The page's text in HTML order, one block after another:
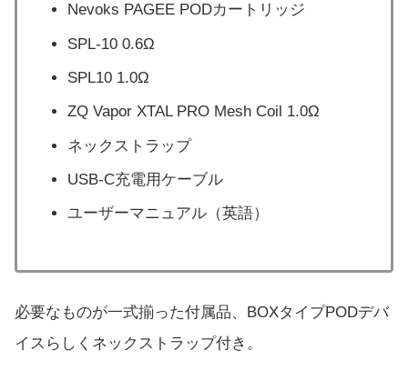
Nevoks PAGEE PODカートリッジ
SPL-10 0.6Ω
SPL10 1.0Ω
ZQ Vapor XTAL PRO Mesh Coil 1.0Ω
ネックストラップ
USB-C充電用ケーブル
ユーザーマニュアル（英語）
必要なものが一式揃った付属品、BOXタイプPODデバ
イスらしくネックストラップ付き。